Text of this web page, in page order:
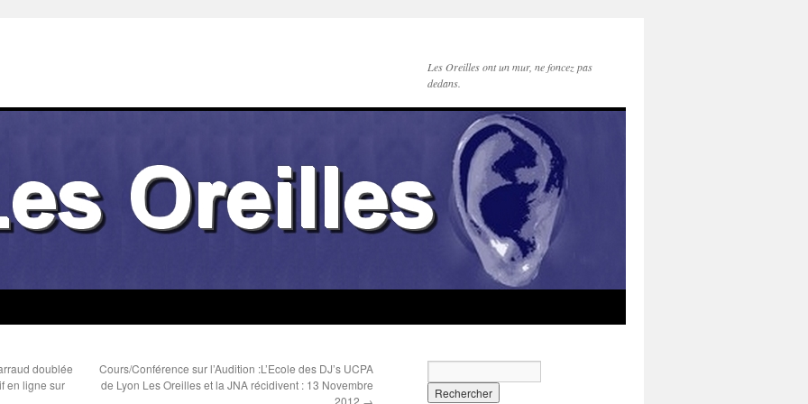
Les Oreilles ont un mur, ne foncez pas
dedans.
doublée
en ligne sur
Cours/Conférence sur l’Audition :L’Ecole des DJ’s UCPA
de Lyon Les Oreilles et la JNA récidivent : 13 Novembre
2012 →